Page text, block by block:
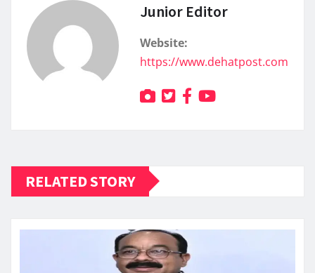
Junior Editor
Website:
https://www.dehatpost.com
RELATED STORY